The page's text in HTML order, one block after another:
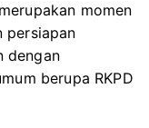
momen
persiapan
dengan
berupa RKPD